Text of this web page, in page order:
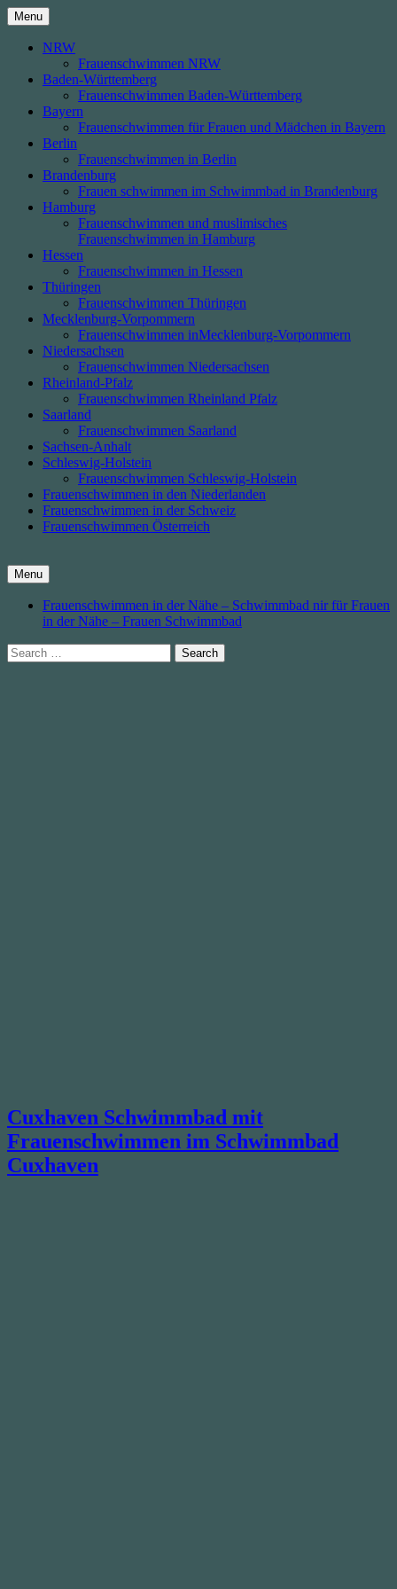
Skip
to
content
Menu
NRW
Frauenschwimmen NRW
Baden-Württemberg
Frauenschwimmen Baden-Württemberg
Bayern
Frauenschwimmen für Frauen und Mädchen in Bayern
Berlin
Frauenschwimmen in Berlin
Brandenburg
Frauen schwimmen im Schwimmbad in Brandenburg
Hamburg
Frauenschwimmen und muslimisches
Frauenschwimmen in Hamburg
Hessen
Frauenschwimmen in Hessen
Thüringen
Frauenschwimmen Thüringen
Mecklenburg-Vorpommern
Frauenschwimmen inMecklenburg-Vorpommern
Niedersachsen
Frauenschwimmen Niedersachsen
Rheinland-Pfalz
Frauenschwimmen Rheinland Pfalz
Saarland
Frauenschwimmen Saarland
Sachsen-Anhalt
Schleswig-Holstein
Frauenschwimmen Schleswig-Holstein
Frauenschwimmen in den Niederlanden
Frauenschwimmen in der Schweiz
Frauenschwimmen Österreich
Menu
Frauenschwimmen in der Nähe – Schwimmbad nir für Frauen
in der Nähe – Frauen Schwimmbad
Search
for:
Cuxhaven Schwimmbad mit
Frauenschwimmen im Schwimmbad
Cuxhaven